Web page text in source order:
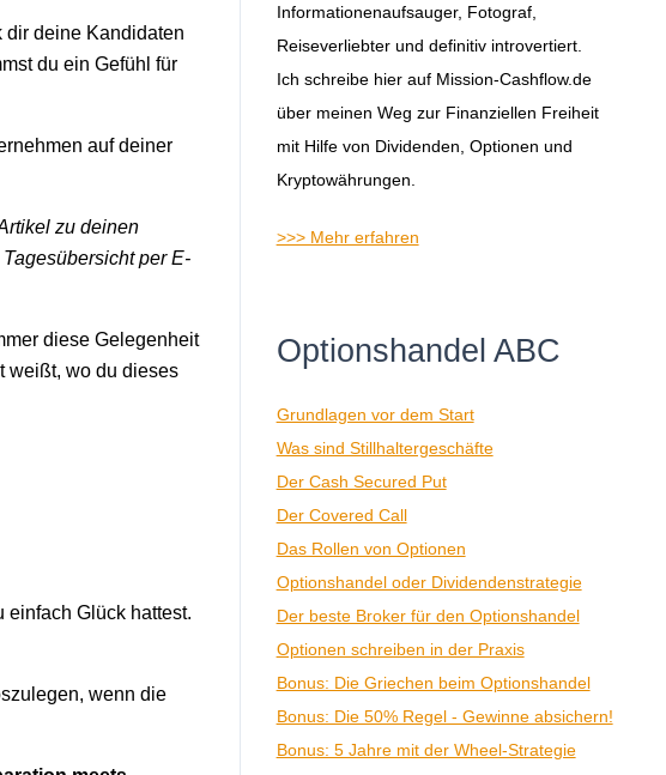
dir deine Kandidaten
du ein Gefühl für
auf deiner
zu deinen
per E-
diese Gelegenheit
weißt, wo du dieses
einfach Glück hattest.
wenn die
Informationenaufsauger, Fotograf,
Reiseverliebter und definitiv introvertiert.
Ich schreibe hier auf Mission-Cashflow.de
über meinen Weg zur Finanziellen Freiheit
mit Hilfe von Dividenden, Optionen und
Kryptowährungen.
>>> Mehr erfahren
Optionshandel ABC
Grundlagen vor dem Start
Was sind Stillhaltergeschäfte
Der Cash Secured Put
Der Covered Call
Das Rollen von Optionen
Optionshandel oder Dividendenstrategie
Der beste Broker für den Optionshandel
Optionen schreiben in der Praxis
Bonus: Die Griechen beim Optionshandel
Bonus: Die 50% Regel - Gewinne absichern!
Bonus: 5 Jahre mit der Wheel-Strategie